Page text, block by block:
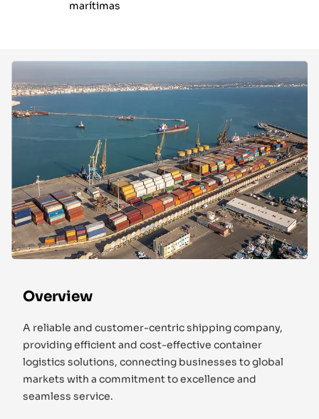
marítimas
Overview
A reliable and customer-centric shipping company,
providing efficient and cost-effective container
logistics solutions, connecting businesses to global
markets with a commitment to excellence and
seamless service.